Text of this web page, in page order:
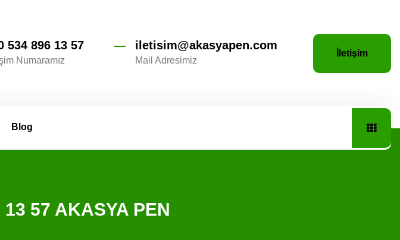
534 896 13 57
Numaramız
iletisim@akasyapen.com
Mail Adresimiz
İletişim
Blog
57 AKASYA PEN